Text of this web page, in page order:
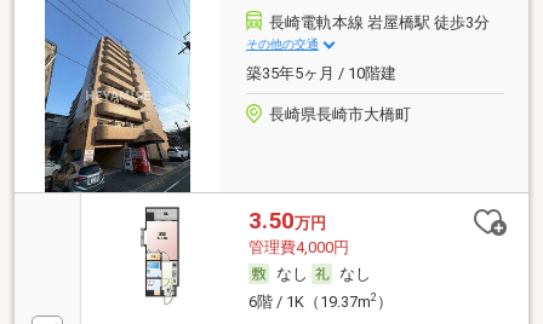
長崎電軌本線 岩屋橋駅 徒歩3分
その他の交通
築35年5ヶ月 / 10階建
長崎県長崎市大橋町
3.50万円
管理費4,000円
なし
なし
6階 / 1K（19.37m2）